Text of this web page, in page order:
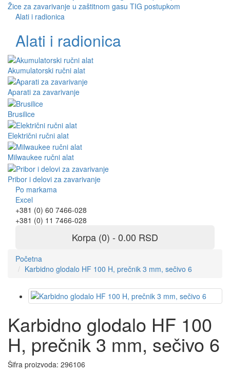
Žice za zavarivanje u zaštitnom gasu TIG postupkom
Alati i radionica
Alati i radionica
Akumulatorski ručni alat
Aparati za zavarivanje
Brusilice
Električni ručni alat
Milwaukee ručni alat
Pribor i delovi za zavarivanje
Po markama
Excel
+381 (0) 60 7466-028
+381 (0) 11 7466-028
Korpa (0) - 0.00 RSD
Početna
Karbidno glodalo HF 100 H, prečnik 3 mm, sečivo 6
Karbidno glodalo HF 100
H, prečnik 3 mm, sečivo 6
Šifra proizvoda: 296106